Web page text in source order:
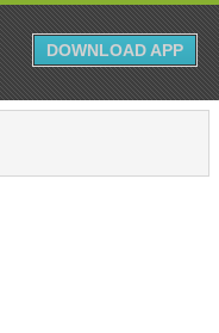
DOWNLOAD APP